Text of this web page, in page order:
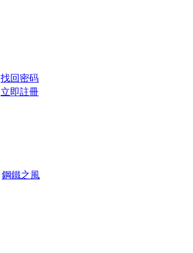
找回密码
立即註冊
鋼鐵之風